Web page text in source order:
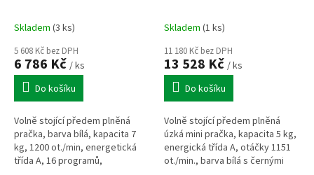
Skladem (3 ks)
5 608 Kč bez DPH
6 786 Kč / ks
Do košíku
Volně stojící předem plněná
pračka, barva bílá, kapacita 7
kg, 1200 ot./min, energetická
třída A, 16 programů,
Skladem (1 ks)
11 180 Kč bez DPH
13 528 Kč / ks
Do košíku
Volně stojící předem plněná
úzká mini pračka, kapacita 5 kg,
energická třída A, otáčky 1151
ot./min., barva bílá s černými